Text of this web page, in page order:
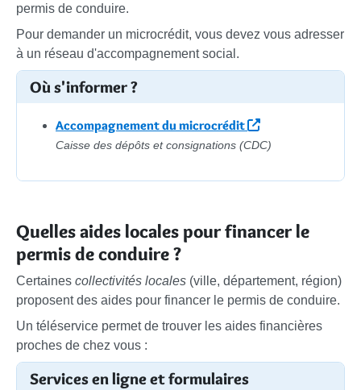
permis de conduire.
Pour demander un microcrédit, vous devez vous adresser
à un réseau d'accompagnement social.
Où s'informer ?
Accompagnement du microcrédit
Caisse des dépôts et consignations (CDC)
Quelles aides locales pour financer le
permis de conduire ?
Certaines collectivités locales (ville, département, région)
proposent des aides pour financer le permis de conduire.
Un téléservice permet de trouver les aides financières
proches de chez vous :
Services en ligne et formulaires